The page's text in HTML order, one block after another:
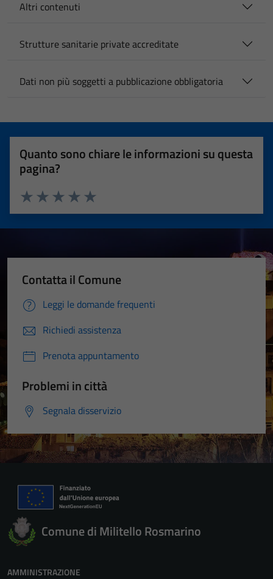
Altri contenuti
Strutture sanitarie private accreditate
Dati non più soggetti a pubblicazione obbligatoria
Quanto sono chiare le informazioni su questa
pagina?
Valuta 5 stelle su 5
Valuta 4 stelle su 5
Valuta 3 stelle su 5
Valuta 2 stelle su 5
Valuta 1 stelle su 5
Contatta il Comune
Leggi le domande frequenti
Richiedi assistenza
Prenota appuntamento
Problemi in città
Segnala disservizio
Comune di Militello Rosmarino
AMMINISTRAZIONE